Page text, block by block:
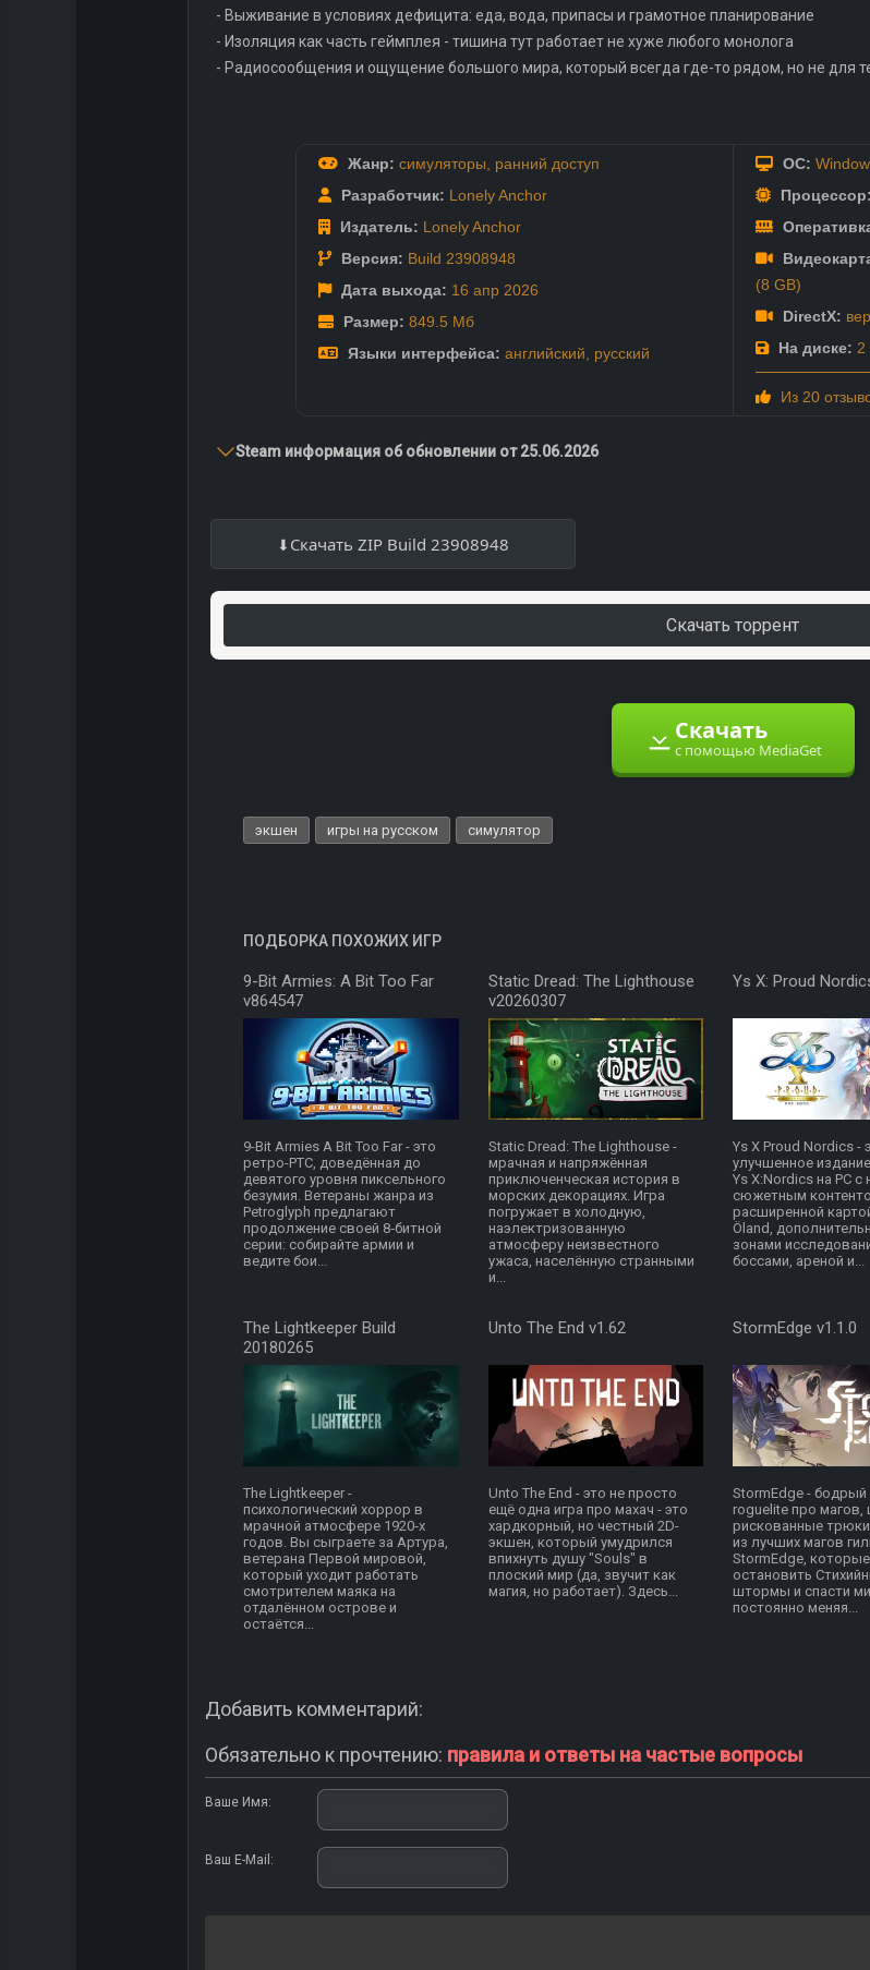
- Выживание в условиях дефицита: еда, вода, припасы и грамотное планирование
- Изоляция как часть геймплея - тишина тут работает не хуже любого монолога
- Радиосообщения и ощущение большого мира, который всегда где-то рядом, но не для
Жанр: симуляторы, ранний доступ
Разработчик: Lonely Anchor
Издатель: Lonely Anchor
Версия: Build 23908948
Дата выхода: 16 апр 2026
Размер: 849.5 Мб
Языки интерфейса: английский, русский
ОС:
Процессор:
(8 GB)
DirectX:
На диске: 2
Из 20
Steam информация об обновлении от 25.06.2026
Скачать ZIP Build 23908948
Скачать торрент
Скачать
с помощью MediaGet
экшен игры на русском симулятор
ПОДБОРКА ПОХОЖИХ ИГР
9-Bit Armies: A Bit Too Far
v864547
9-Bit Armies A Bit Too Far - это
ретро-РТС, доведённая до
девятого уровня пиксельного
безумия. Ветераны жанра из
Petroglyph предлагают
продолжение своей 8‑битной
серии: собирайте армии и
ведите бои...
Static Dread: The Lighthouse
v20260307
Static Dread: The Lighthouse -
мрачная и напряжённая
приключенческая история в
морских декорациях. Игра
погружает в холодную,
наэлектризованную
атмосферу неизвестного
ужаса, населённую странными
и...
Ys X: Proud
Ys X Proud Nordics -
улучшенное
Ys X:Nordics на PC
сюжетным
расширенной
Öland,
зонами
боссами, ареной и...
The Lightkeeper Build
20180265
The Lightkeeper -
психологический хоррор в
мрачной атмосфере 1920‑х
годов. Вы сыграете за Артура,
ветерана Первой мировой,
который уходит работать
смотрителем маяка на
отдалённом острове и
остаётся...
Unto The End v1.62
Unto The End - это не просто
ещё одна игра про махач - это
хардкорный, но честный 2D-
экшен, который умудрился
впихнуть душу "Souls" в
плоский мир (да, звучит как
магия, но работает). Здесь...
StormEdge v1.1.0
StormEdge - бодрый
roguelite про
рискованные
из лучших магов
StormEdge,
остановить
штормы и спасти
постоянно меняя...
Добавить комментарий:
Обязательно к прочтению: правила и ответы на частые вопросы
Ваше Имя:
Ваш E-Mail: